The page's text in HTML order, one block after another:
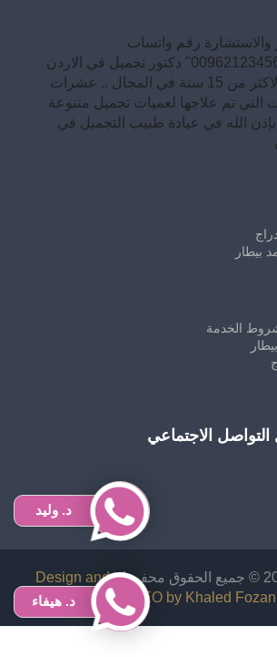
والاستشارة رقم واتساب
"00962123456789" دكتور تجميل في الاردن
خبرة لاكثر من 15 سنة في المجال .. عشرات
التي تم علاجها لعميات تجميل متنوعة
بإذن الله في عيادة طبيب التجميل في
بيطار
الخدمة
التواصل الاجتماعي
Design and
SEO by Khaled Fozan
د. وليد
د. هيفاء